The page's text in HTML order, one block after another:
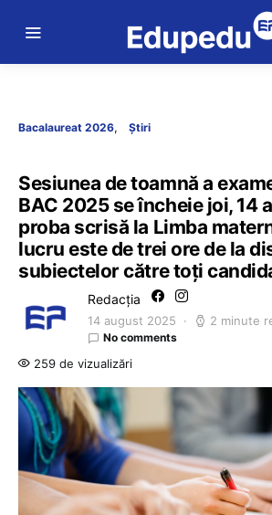
Bacalaureat 2026 Știri
Sesiunea de toamnă a
BAC 2025 se încheie joi, 14
proba scrisă la Limba
lucru este de trei ore de la
subiectelor către toți
Redacția
14 august 2025 2 minute
No comments
259 de vizualizări